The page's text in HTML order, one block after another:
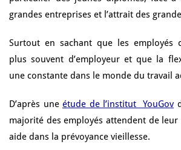
grandes entreprises et l’attrait des
Surtout en sachant que les employés
plus souvent d’employeur et que la
une constante dans le monde du travail
D’après une étude de l’institut YouGov
majorité des employés attendent de leur
aide dans la prévoyance vieillesse.